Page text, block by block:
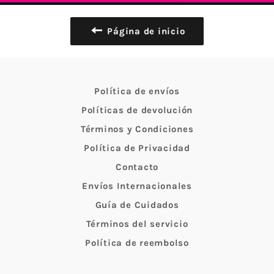
Página de inicio
Política de envíos
Políticas de devolución
Términos y Condiciones
Política de Privacidad
Contacto
Envíos Internacionales
Guía de Cuidados
Términos del servicio
Política de reembolso